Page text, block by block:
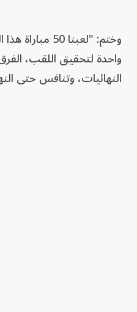
وختم: "لعبنا
واحدة لتحقيق اللقب،
النهائيات، وتنافس حتى